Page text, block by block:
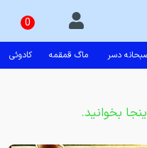
دسر ماگ قمقمه کادوئی
بخوانید.